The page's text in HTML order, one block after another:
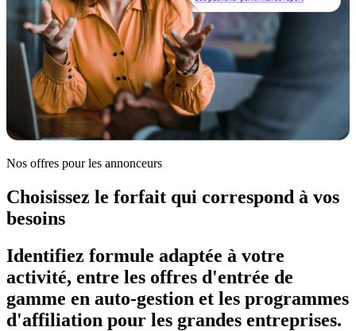
Nos offres pour les annonceurs
Choisissez le forfait qui correspond à vos
besoins
Identifiez formule adaptée à votre
activité, entre les offres d'entrée de
gamme en auto-gestion et les programmes
d'affiliation pour les grandes entreprises.